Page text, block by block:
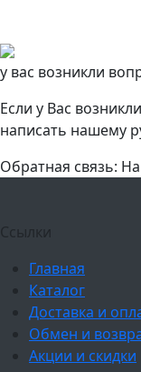
у вас возникли
Если у Вас
написать нашему
Обратная связь:
Ссылки
Главная
Каталог
Доставка и
Обмен и
Акции и скидки